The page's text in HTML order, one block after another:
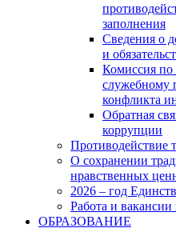
заполнения
Сведения о
и
Комиссия
служебному
конфликта
Обратная
коррупции
Противодействие
О сохранении
нравственных
2026 – год
Работа и
ОБРАЗОВАНИЕ